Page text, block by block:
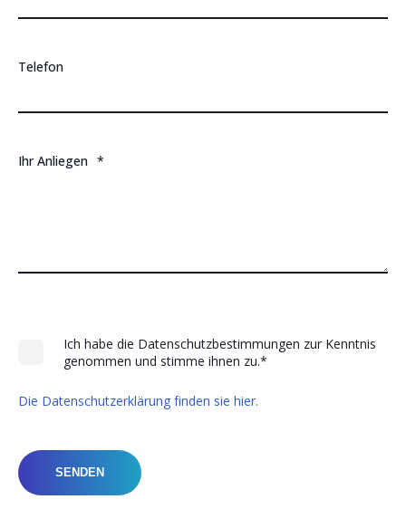
Telefon
Ihr Anliegen *
Ich habe die Datenschutzbestimmungen zur Kenntnis
genommen und stimme ihnen zu.*
Die Datenschutzerklärung finden sie hier.